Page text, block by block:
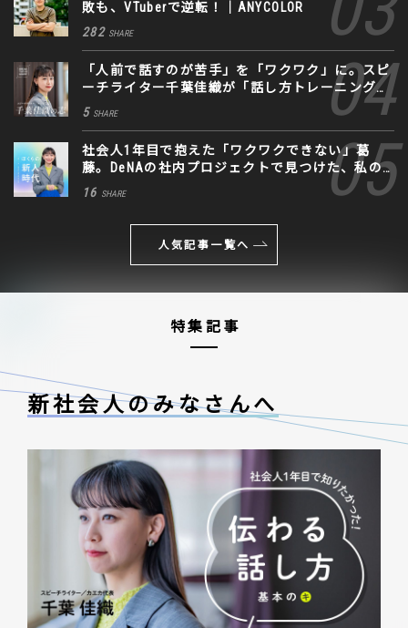
敗も、VTuberで逆転！｜ANYCOLOR
282 SHARE
「人前で話すのが苦手」を「ワクワク」に。スピ
ーチライター千葉佳織が「話し方トレーニング」
に込めた思い
5 SHARE
社会人1年目で抱えた「ワクワクできない」葛
藤。DeNAの社内プロジェクトで見つけた、私の
生きる道
16 SHARE
人気記事一覧へ
特集記事
新社会人のみなさんへ